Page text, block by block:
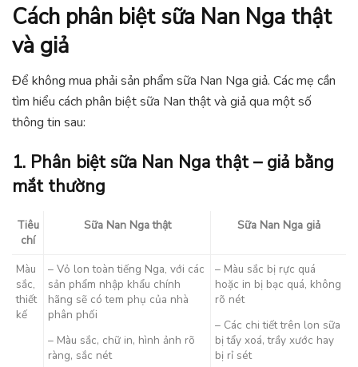
Cách phân biệt sữa Nan Nga thật
và giả
Để không mua phải sản phẩm sữa Nan Nga giả. Các mẹ cần
tìm hiểu cách phân biệt sữa Nan thật và giả qua một số
thông tin sau:
1. Phân biệt sữa Nan Nga thật – giả bằng
mắt thường
Tiêu
chí
Sữa Nan Nga thật Sữa Nan Nga giả
Màu
sắc,
thiết
kế
– Vỏ lon toàn tiếng Nga, với các
sản phẩm nhập khẩu chính
hãng sẽ có tem phụ của nhà
phân phối
– Màu sắc, chữ in, hình ảnh rõ
ràng, sắc nét
– Màu sắc bị rực quá
hoặc in bị bạc quá, không
rõ nét
– Các chi tiết trên lon sữa
bị tẩy xoá, trầy xước hay
bị rỉ sét